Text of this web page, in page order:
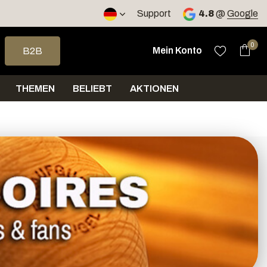
Support 4.8@ Google
nach oben und unten, um das verfügbare Ergebnis
B2B
Mein Konto
0
THEMEN BELIEBT AKTIONEN